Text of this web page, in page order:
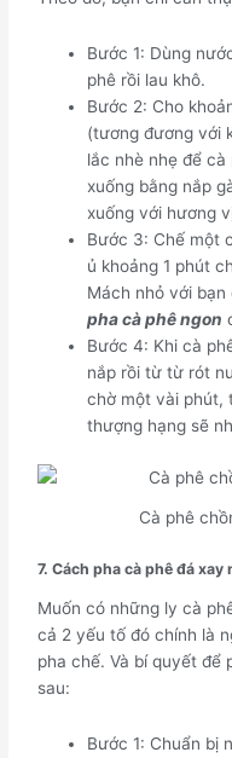
Bước 1: Dùng
phê rồi lau khô.
Bước 2: Cho
(tương đương với
lắc nhè nhẹ để cà
xuống bằng nắp
xuống với hương
Bước 3: Chế một
ủ khoảng 1 phút
Mách nhỏ với
pha cà phê ngon
Bước 4: Khi cà
nắp rồi từ từ rót
chờ một vài phút,
thượng hạng sẽ
Cà phê
7. Cách pha cà phê đá xay
Muốn có những ly cà
cả 2 yếu tố đó chính là
pha chế. Và bí quyết để
sau:
Bước 1: Chuẩn bị